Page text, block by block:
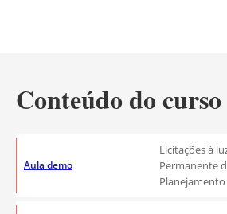
Conteúdo do curso
Aula demo
Licitações à
Permanente